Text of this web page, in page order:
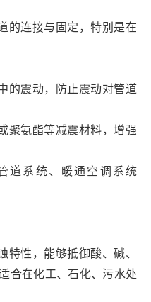
的连接与固定，特别是在
的震动，防止震动对管道
聚氨酯等减震材料，增强
道系统、暖通空调系统
特性，能够抵御酸、碱、
合在化工、石化、污水处